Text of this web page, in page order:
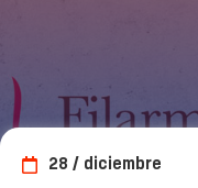
28 / diciembre